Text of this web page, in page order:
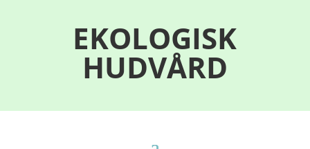
EKOLOGISK
HUDVÅRD